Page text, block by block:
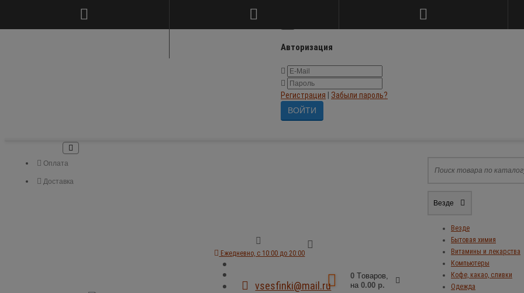
Авторизация
Регистрация Забыли пароль?
Оплата
Доставка
Ежедневно, с 10:00 до 20:00
vsesfinki@mail.ru
0 Tоваров,
на 0.00 р.
Везде
Везде
Бытовая химия
Витамины и лекарства
Компьютеры
Кофе, какао, сливки
Одежда